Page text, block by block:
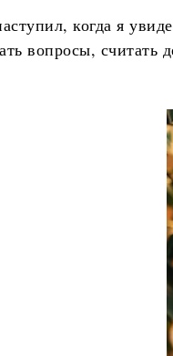
когда я
вопросы, считать